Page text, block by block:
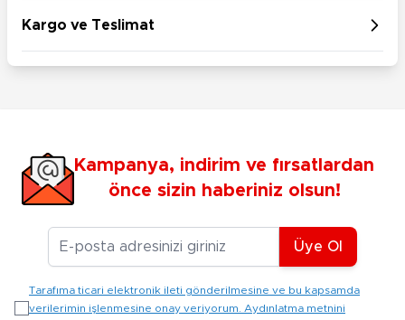
Kargo ve Teslimat
Kampanya, indirim ve fırsatlardan
önce sizin haberiniz olsun!
E-posta Adresiniz
Üye Ol
Tarafıma ticari elektronik ileti gönderilmesine ve bu kapsamda
verilerimin işlenmesine onay veriyorum. Aydınlatma metnini